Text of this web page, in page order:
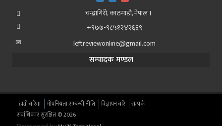
चन्द्रागिरी, काठमाडाैं, नेपाल ।
+९७७-९८५१२४२६६९
leftreviewonline@gmail.com
सम्पादक मण्डल
हाम्रो बारेमा गोपनियता सम्बन्धी नीति विज्ञापन बारे सम्पर्क
सर्वाधिकार सुरक्षित © 2026